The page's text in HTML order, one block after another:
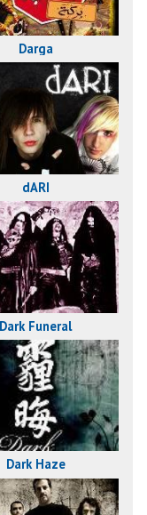
Darga
dARI
Dark Funeral
Dark Haze